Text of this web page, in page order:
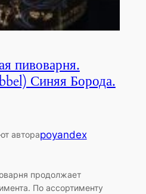
пивоварня.
Синяя Борода.
от автораpoyandex
продолжает
По ассортименту